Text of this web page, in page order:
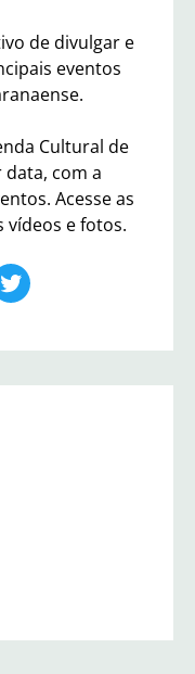
de divulgar e
eventos
Cultural de
com a
Acesse as
vídeos e fotos.